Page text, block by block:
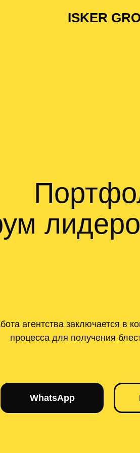
ISKER
WhatsApp
агентства заключается в
процесса для получения